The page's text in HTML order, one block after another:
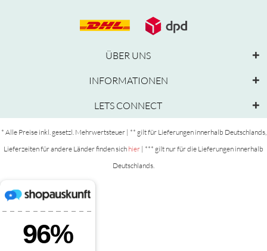
ÜBER UNS
INFORMATIONEN
LETS CONNECT
* Alle Preise inkl. gesetzl. Mehrwertsteuer | ** gilt für Lieferungen innerhalb Deutschlands,
Lieferzeiten für andere Länder finden sich hier | *** gilt nur für die Lieferungen innerhalb
Deutschlands.